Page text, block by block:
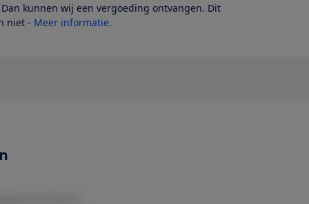
kunnen wij een vergoeding ontvangen. Dit
niet - Meer informatie.